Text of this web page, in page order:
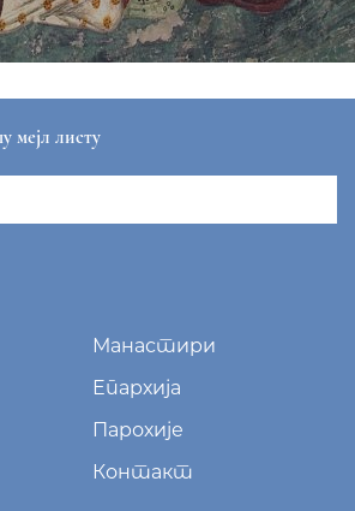
мејл листу
Манастири
Епархија
Парохије
Контакт